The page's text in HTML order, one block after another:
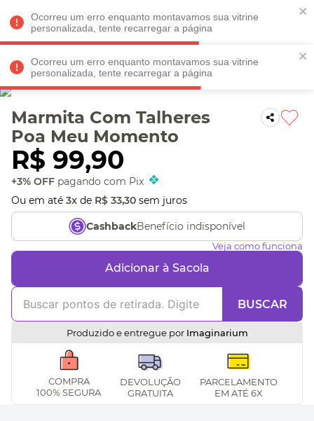
Ocorreu um erro enquanto montavamos sua vitrine
personalizada, tente recarregar a página
Ocorreu um erro enquanto montavamos sua vitrine
personalizada, tente recarregar a página
Faltam REGULAMENTO
Veja produtos perto de você! Informe seu CEP
Marmita Com Talheres
Poa Meu Momento
R$ 99,90
+3% OFF pagando com Pix
Ou em até 3x de R$ 33,30 sem juros
CashbackBenefício indisponível
Veja como funciona
Adicionar à Sacola
BUSCAR
Produzido e entregue por Imaginarium
COMPRA
100% SEGURA
DEVOLUÇÃO
GRATUITA
PARCELAMENTO
EM ATÉ 6X